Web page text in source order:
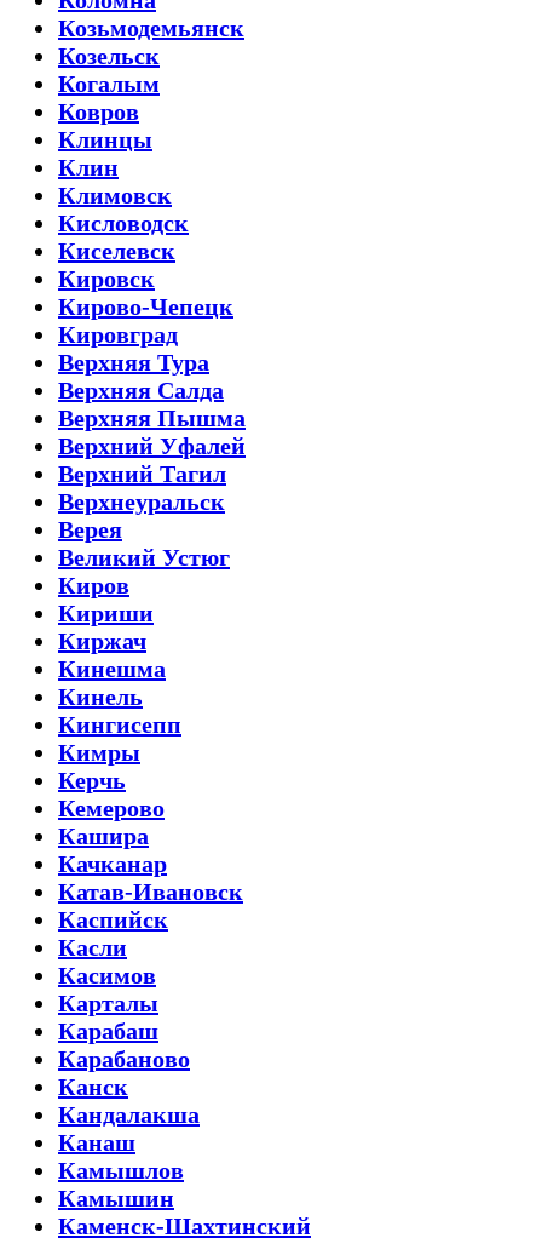
Козьмодемьянск
Козельск
Когалым
Ковров
Клинцы
Клин
Климовск
Кисловодск
Киселевск
Кировск
Кирово-Чепецк
Кировград
Верхняя Тура
Верхняя Салда
Верхняя Пышма
Верхний Уфалей
Верхний Тагил
Верхнеуральск
Верея
Великий Устюг
Киров
Кириши
Киржач
Кинешма
Кинель
Кингисепп
Кимры
Керчь
Кемерово
Кашира
Качканар
Катав-Ивановск
Каспийск
Касли
Касимов
Карталы
Карабаш
Карабаново
Канск
Кандалакша
Канаш
Камышлов
Камышин
Каменск-Шахтинский